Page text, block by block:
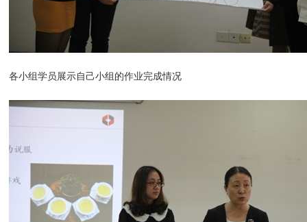
各小组学员展示自己小组的作业完成情况